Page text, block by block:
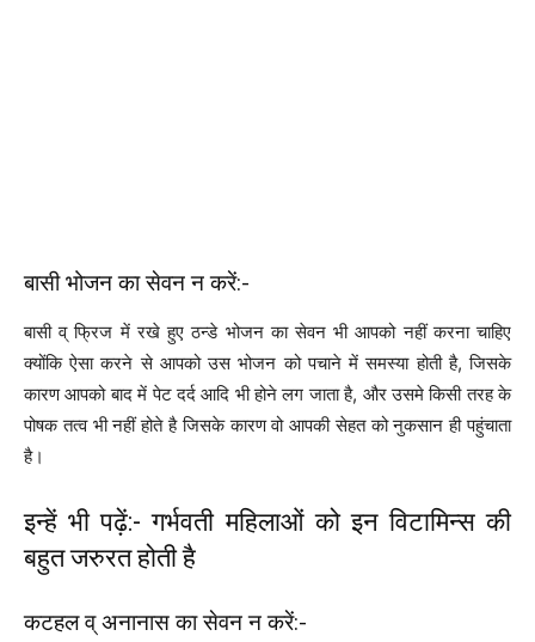
बासी भोजन का सेवन न करें:-
बासी व् फ्रिज में रखे हुए ठन्डे भोजन का सेवन भी आपको नहीं करना चाहिए
क्योंकि ऐसा करने से आपको उस भोजन को पचाने में समस्या होती है, जिसके
कारण आपको बाद में पेट दर्द आदि भी होने लग जाता है, और उसमे किसी तरह के
पोषक तत्व भी नहीं होते है जिसके कारण वो आपकी सेहत को नुकसान ही पहुंचाता
है।
इन्हें भी पढ़ें:- गर्भवती महिलाओं को इन विटामिन्स की
बहुत जरुरत होती है
कटहल व् अनानास का सेवन न करें:-